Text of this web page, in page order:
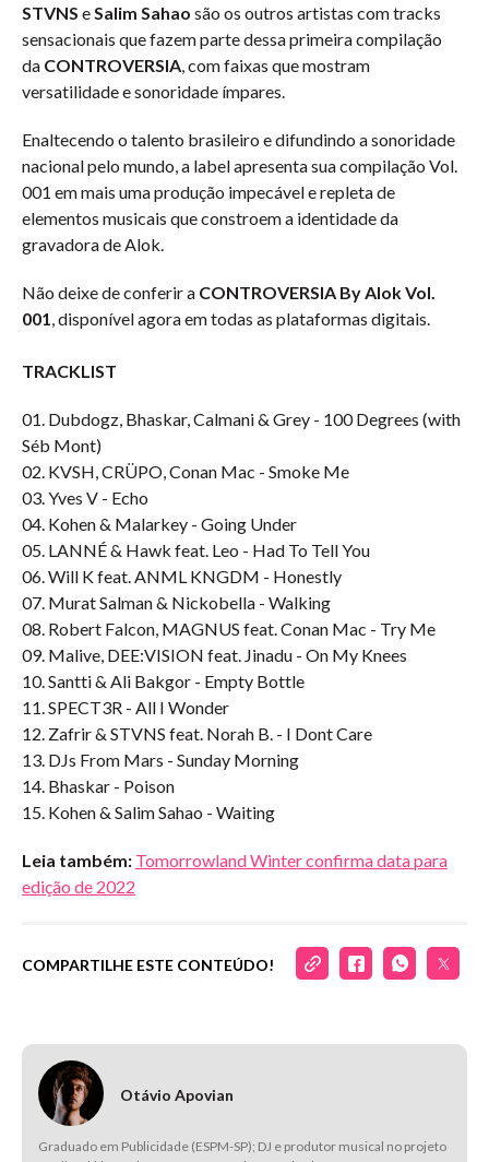
STVNS eSalim Sahao são os outros artistas com tracks
sensacionais que fazem parte dessa primeira compilação
da CONTROVERSIA, com faixas que mostram
versatilidade e sonoridade ímpares.
Enaltecendo o talento brasileiro e difundindo a sonoridade
nacional pelo mundo, a label apresenta sua compilação Vol.
001 em mais uma produção impecável e repleta de
elementos musicais que constroem a identidade da
gravadora de Alok.
Não deixe de conferir a CONTROVERSIA By Alok Vol.
001, disponível agora em todas as plataformas digitais.
TRACKLIST
01. Dubdogz, Bhaskar, Calmani & Grey - 100 Degrees (with
Séb Mont)
02. KVSH, CRÜPO, Conan Mac - Smoke Me
03. Yves V - Echo
04. Kohen & Malarkey - Going Under
05. LANNÉ & Hawk feat. Leo - Had To Tell You
06. Will K feat. ANML KNGDM - Honestly
07. Murat Salman & Nickobella - Walking
08. Robert Falcon, MAGNUS feat. Conan Mac - Try Me
09. Malive, DEE:VISION feat. Jinadu - On My Knees
10. Santti & Ali Bakgor - Empty Bottle
11. SPECT3R - All I Wonder
12. Zafrir & STVNS feat. Norah B. - I Dont Care
13. DJs From Mars - Sunday Morning
14. Bhaskar - Poison
15. Kohen & Salim Sahao - Waiting
Leia também: Tomorrowland Winter confirma data para
edição de 2022
COMPARTILHE ESTE CONTEÚDO!
Otávio Apovian
Graduado em Publicidade (ESPM-SP); DJ e produtor musical no projeto